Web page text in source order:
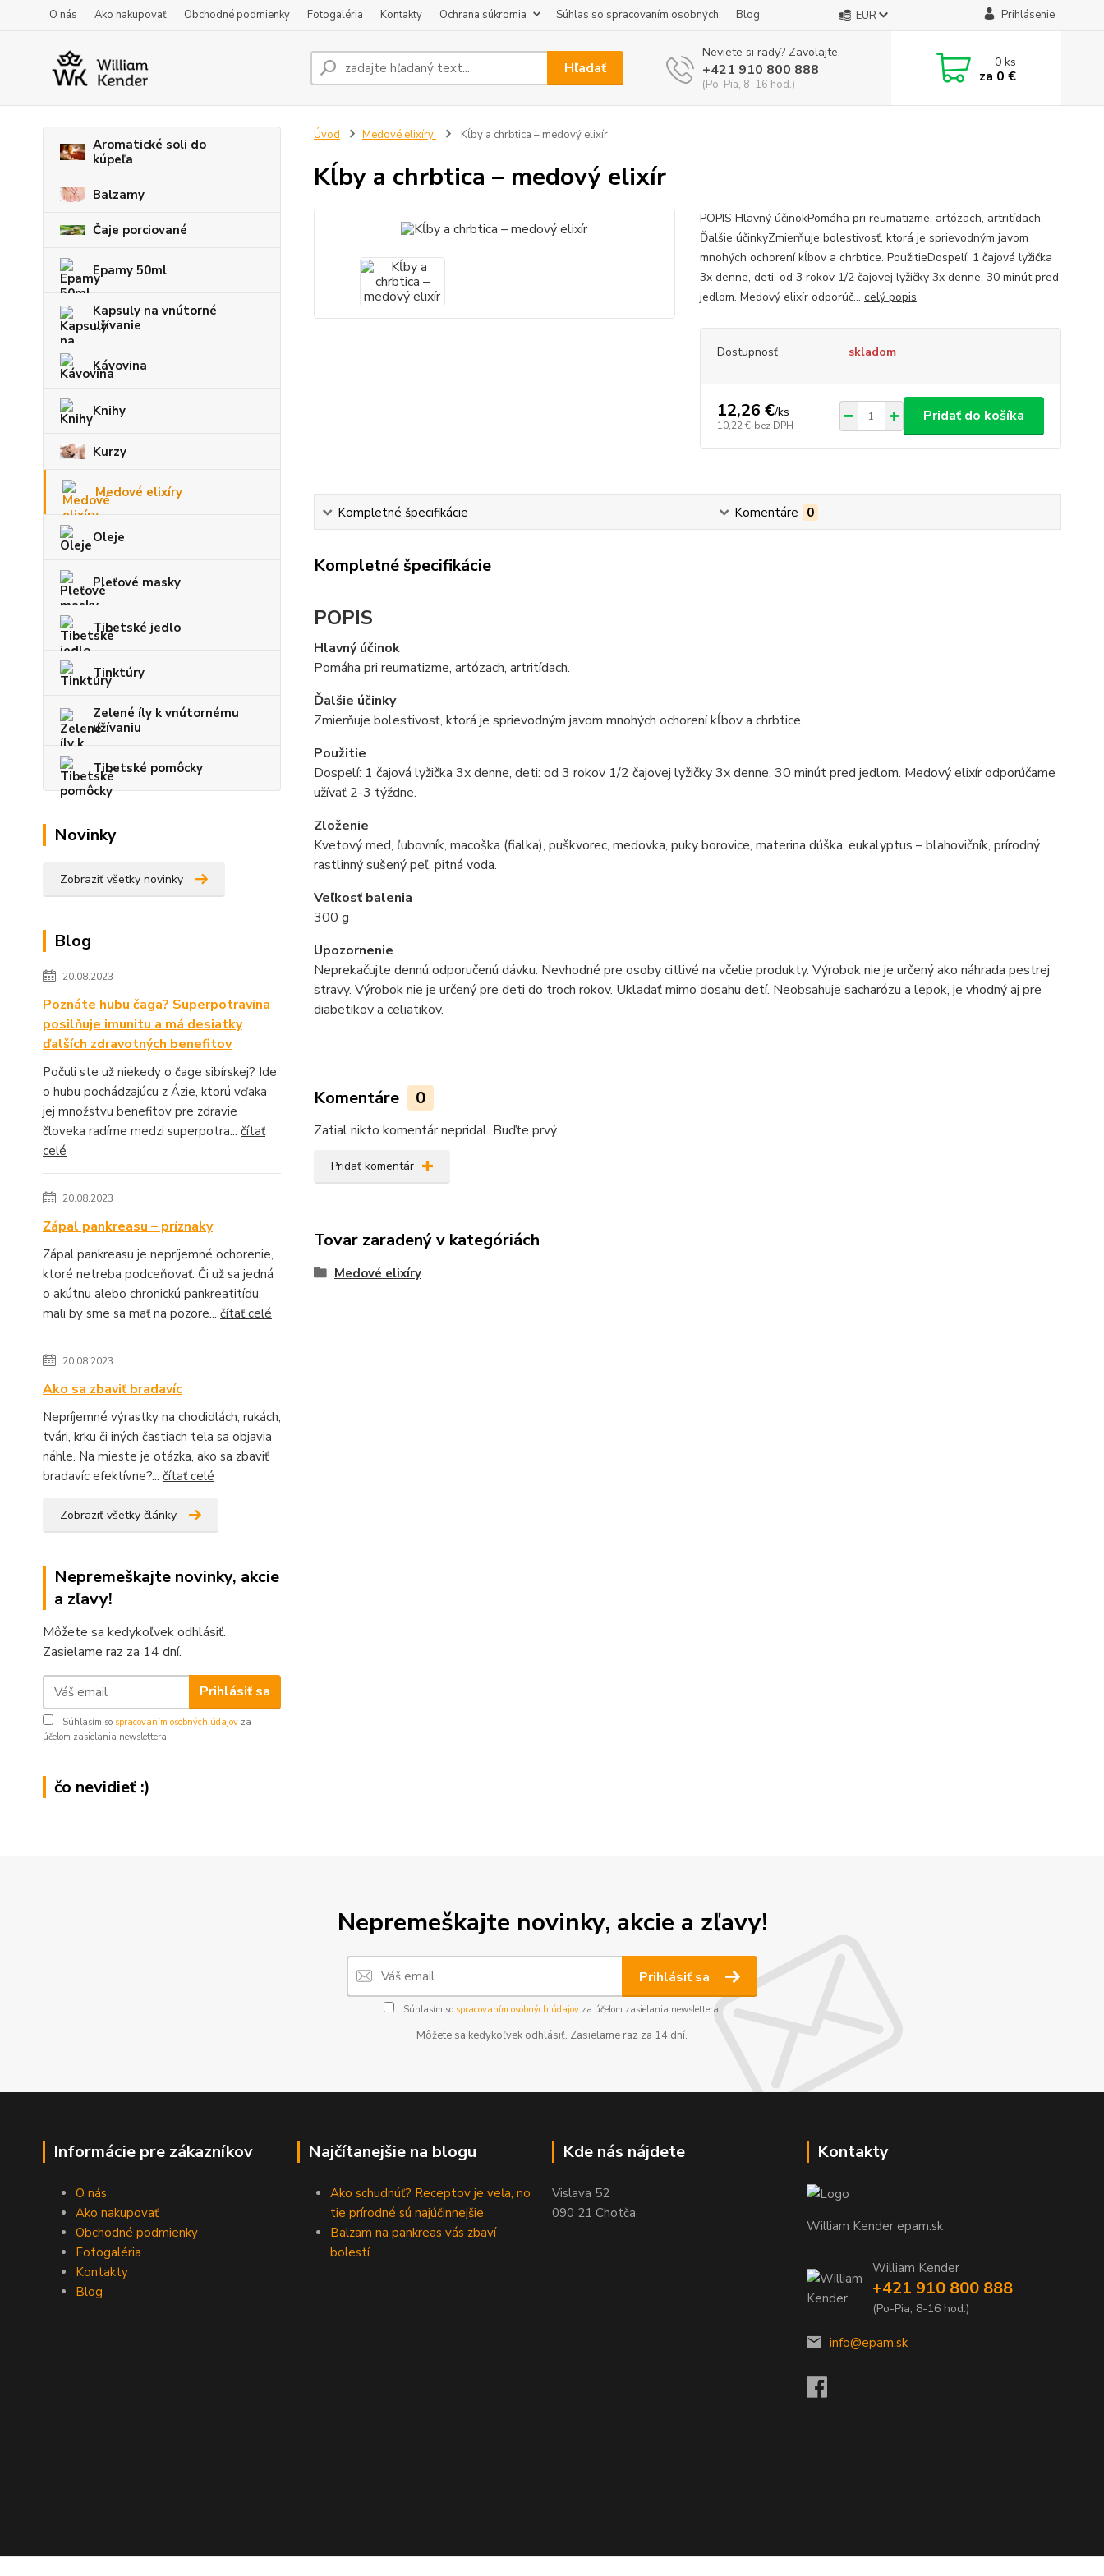
O nás Ako nakupovať Obchodné podmienky Fotogaléria Kontakty Ochrana súkromia Súhlas so spracovaním osobných Blog EUR Prihlásenie
Hľadať
Neviete si rady? Zavolajte.
+421 910 800 888
(Po-Pia, 8-16 hod.)
0ks
za 0 €
Aromatické soli do
kúpeľa
Balzamy
Čaje porciované
Epamy 50ml
Kapsuly na vnútorné
užívanie
Kávovina
Knihy
Kurzy
Medové elixíry
Oleje
Pleťové masky
Tibetské jedlo
Tinktúry
Zelené íly k vnútornému
užívaniu
Tibetské pomôcky
Novinky
Zobraziť všetky novinky
Blog
20.08.2023
Poznáte hubu čaga? Superpotravina
posilňuje imunitu a má desiatky
ďalších zdravotných benefitov
Počuli ste už niekedy o čage sibírskej? Ide
o hubu pochádzajúcu z Ázie, ktorú vďaka
jej množstvu benefitov pre zdravie
človeka radíme medzi superpotra... čítať
celé
20.08.2023
Zápal pankreasu – príznaky
Zápal pankreasu je nepríjemné ochorenie,
ktoré netreba podceňovať. Či už sa jedná
o akútnu alebo chronickú pankreatitídu,
mali by sme sa mať na pozore... čítať celé
20.08.2023
Ako sa zbaviť bradavíc
Nepríjemné výrastky na chodidlách, rukách,
tvári, krku či iných častiach tela sa objavia
náhle. Na mieste je otázka, ako sa zbaviť
bradavíc efektívne?... čítať celé
Zobraziť všetky články
Nepremeškajte novinky, akcie
a zľavy!
Môžete sa kedykoľvek odhlásiť.
Zasielame raz za 14 dní.
Prihlásiť sa
Súhlasím so spracovaním osobných údajov za
účelom zasielania newslettera.
čo nevidieť :)
Úvod Medové elixíry Kĺby a chrbtica – medový elixír
Kĺby a chrbtica – medový elixír
POPIS Hlavný účinokPomáha pri reumatizme, artózach, artritídach.
Ďalšie účinkyZmierňuje bolestivosť, ktorá je sprievodným javom
mnohých ochorení kĺbov a chrbtice. PoužitieDospelí: 1 čajová lyžička
3x denne, deti: od 3 rokov 1/2 čajovej lyžičky 3x denne, 30 minút pred
jedlom. Medový elixír odporúč... celý popis
Dostupnosť skladom
12,26 €/ks
10,22 € bez DPH
Pridať do košíka
Kompletné špecifikácie Komentáre 0
Kompletné špecifikácie
POPIS
Hlavný účinok
Pomáha pri reumatizme, artózach, artritídach.
Ďalšie účinky
Zmierňuje bolestivosť, ktorá je sprievodným javom mnohých ochorení kĺbov a chrbtice.
Použitie
Dospelí: 1 čajová lyžička 3x denne, deti: od 3 rokov 1/2 čajovej lyžičky 3x denne, 30 minút pred jedlom. Medový elixír odporúčame
užívať 2-3 týždne.
Zloženie
Kvetový med, ľubovník, macoška (fialka), puškvorec, medovka, puky borovice, materina dúška, eukalyptus – blahovičník, prírodný
rastlinný sušený peľ, pitná voda.
Veľkosť balenia
300 g
Upozornenie
Neprekačujte dennú odporučenú dávku. Nevhodné pre osoby citlivé na včelie produkty. Výrobok nie je určený ako náhrada pestrej
stravy. Výrobok nie je určený pre deti do troch rokov. Ukladať mimo dosahu detí. Neobsahuje sacharózu a lepok, je vhodný aj pre
diabetikov a celiatikov.
Komentáre 0
Zatial nikto komentár nepridal. Buďte prvý.
Pridať komentár
Tovar zaradený v kategóriách
Medové elixíry
Nepremeškajte novinky, akcie a zľavy!
Prihlásiť sa
Súhlasím so spracovaním osobných údajovza účelom zasielania newslettera.
Môžete sa kedykoľvek odhlásiť. Zasielame raz za 14 dní.
Informácie pre zákazníkov
O nás
Ako nakupovať
Obchodné podmienky
Fotogaléria
Kontakty
Blog
Najčítanejšie na blogu
Ako schudnúť? Receptov je veľa, no
tie prírodné sú najúčinnejšie
Balzam na pankreas vás zbaví
bolestí
Kde nás nájdete
Vislava 52
090 21 Chotča
Kontakty
William Kender epam.sk
William Kender
+421 910 800 888
(Po-Pia, 8-16 hod.)
info@epam.sk